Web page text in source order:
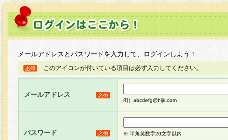
メールアドレスとパスワードを入力して、ログインしよう！
このアイコンが付いている項目は必ず入力してください。
メールアドレス
例）abcdefg@hijk.com
パスワード ※ 半角英数字20文字以内